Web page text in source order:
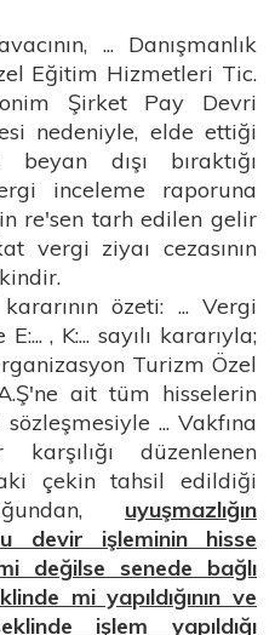
... Danışmanlık
Eğitim Hizmetleri Tic.
Şirket Pay Devri
nedeniyle, elde ettiği
dışı bıraktığı
inceleme raporuna
re'sen tarh edilen gelir
vergi ziyaı cezasının
özeti: ... Vergi
, K:... sayılı kararıyla;
Turizm Özel
ait tüm hisselerin
... Vakfına
düzenlenen
çekin tahsil edildiği
uyuşmazlığın
devir işleminin hisse
değilse senede bağlı
mi yapıldığının ve
işlem yapıldığı